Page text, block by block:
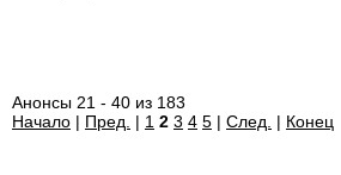
Анонсы 21 - 40 из 183
Начало | Пред. | 1 2 3 4 5 | След. | Конец